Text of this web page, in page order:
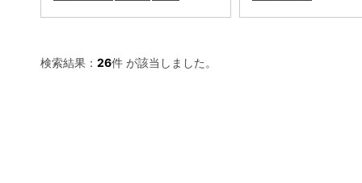
検索結果： 26件 が該当しました。